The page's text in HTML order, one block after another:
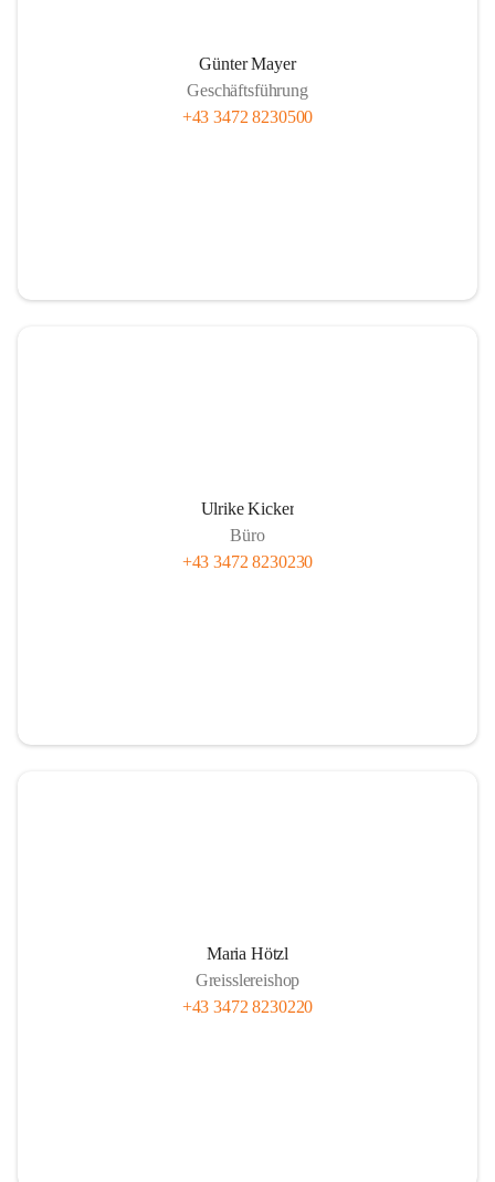
Günter Mayer
Geschäftsführung
+43 3472 8230500
Ulrike Kicker
Büro
+43 3472 8230230
Maria Hötzl
Greisslereishop
+43 3472 8230220